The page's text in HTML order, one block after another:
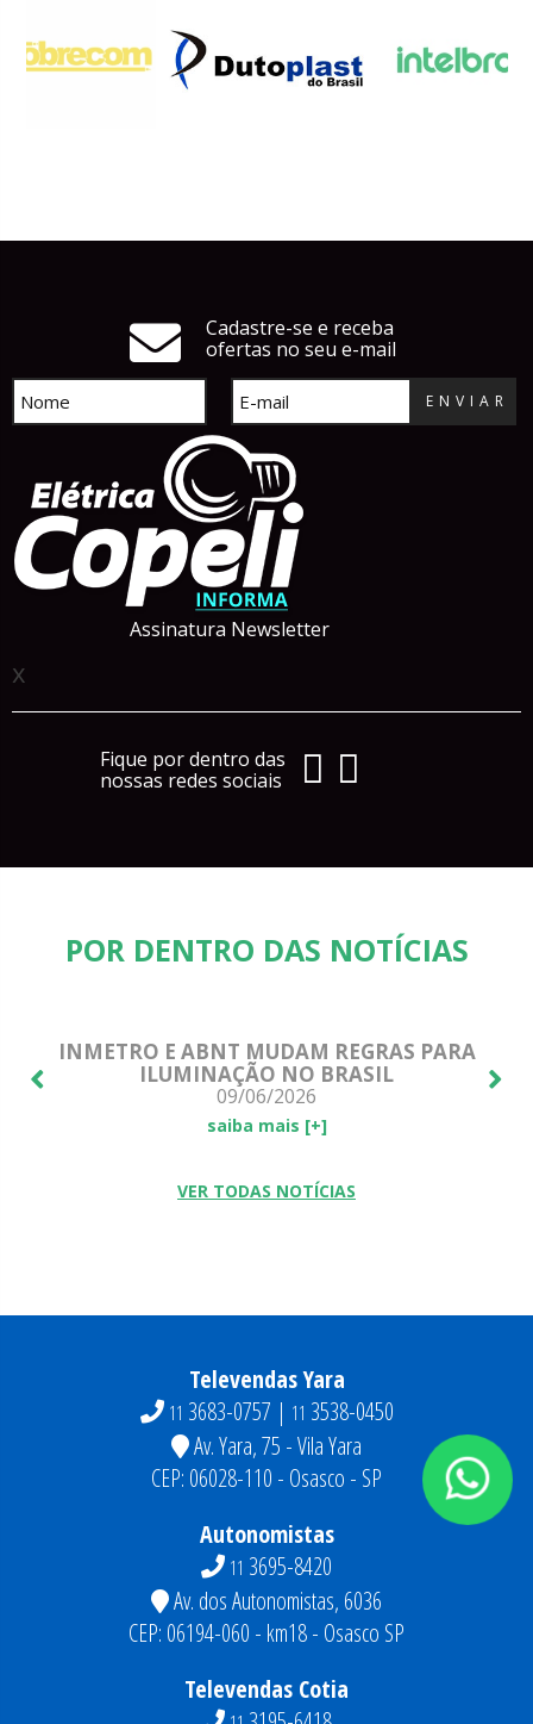
Cadastre-se e receba
ofertas no seu e-mail
ENVIAR
Assinatura Newsletter
x
Fique por dentro das
nossas redes sociais
POR DENTRO DAS NOTÍCIAS
INMETRO E ABNT MUDAM REGRAS PARA
ILUMINAÇÃO NO BRASIL
09/06/2026
saiba mais [+]
VER TODAS NOTÍCIAS
Televendas Yara
11 3683-0757 | 11 3538-0450
Av. Yara, 75 - Vila Yara
CEP: 06028-110 - Osasco - SP
Autonomistas
11 3695-8420
Av. dos Autonomistas, 6036
CEP: 06194-060 - km18 - Osasco SP
Televendas Cotia